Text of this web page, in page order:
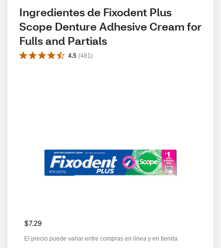
Ingredientes de Fixodent Plus
Scope Denture Adhesive Cream for
Fulls and Partials
4.5 (481 )
$7.29
El precio puede variar entre compras en línea y en tienda